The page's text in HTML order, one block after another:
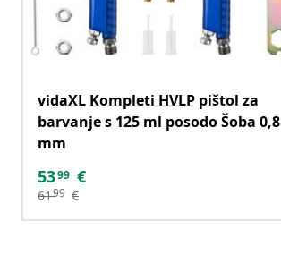
vidaXL Kompleti HVLP pištol za
barvanje s 125 ml posodo Šoba 0,8
mm
5399 €
6199 €